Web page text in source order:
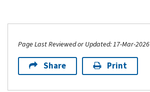
Page Last Reviewed or Updated: 17-Mar-2026
Share Print